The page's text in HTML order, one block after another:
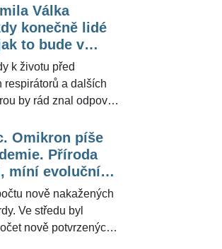
Ke stejnému datu
v MHD,
na většině
být zrušena. Pro
s nošením
Roman
Válka
konečně lidé
to bude v
vakcín
k životu před
respirátorů a dalších
by rád znal odpověď
Vlastimila Válka (61),
že situaci
v případě, jak to bude
Omikron píše
Příroda
míní evoluční
nově nakažených
Ve středu byl
nově potvrzených